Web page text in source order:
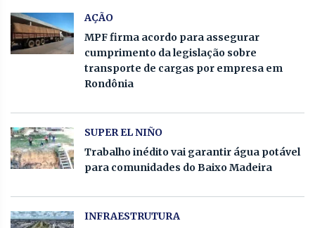
AÇÃO
MPF firma acordo para assegurar
cumprimento da legislação sobre
transporte de cargas por empresa em
Rondônia
SUPER EL NIÑO
Trabalho inédito vai garantir água potável
para comunidades do Baixo Madeira
INFRAESTRUTURA